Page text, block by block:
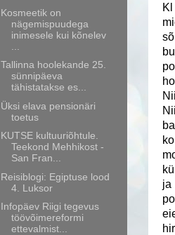
ja
Kosmeetik on
nägemispuudega
inimesele kui kõnelev
Tallinna hoolekande 25.
sünnipäeva
tähistatakse es...
Üksi elava pensionäri
toetus
KUTSE kultuuriõhtule.
Teekond Mehhikost -
San Fran...
Reisiblogi: Egiptuse lood
4. Luksor
Infopäev Riigi tegevus
töövõimereformi
ettevalmist...